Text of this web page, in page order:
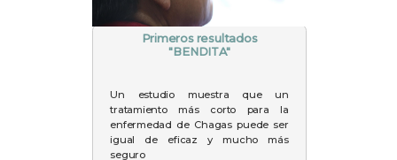
Primeros resultados
"BENDITA"
Un estudio muestra que un
tratamiento más corto para la
enfermedad de Chagas puede ser
igual de eficaz y mucho más
seguro